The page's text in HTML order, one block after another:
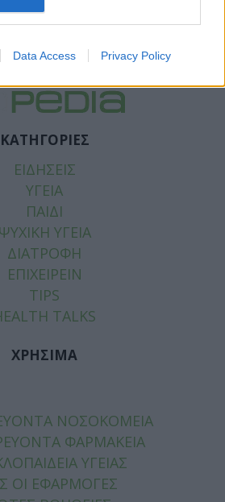
Data Access Privacy Policy
ΚΑΤΗΓΟΡΙΕΣ
ΕΙΔΗΣΕΙΣ
ΥΓΕΙΑ
ΠΑΙΔΙ
ΨΥΧΙΚΗ ΥΓΕΙΑ
ΔΙΑΤΡΟΦΗ
ΕΠΙΧΕΙΡΕΙΝ
TIPS
TALKS
ΧΡΗΣΙΜΑ
ΝΟΣΟΚΟΜΕΙΑ
ΦΑΡΜΑΚΕΙΑ
ΥΓΕΙΑΣ
ΟΙ ΕΦΑΡΜΟΓΕΣ